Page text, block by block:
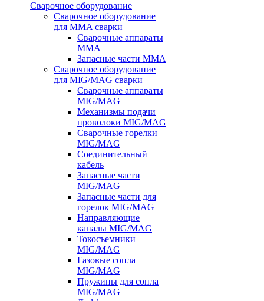
Сварочное оборудование
Сварочное оборудование
для MMA сварки
Сварочные аппараты
MMA
Запасные части MMA
Сварочное оборудование
для MIG/MAG сварки
Сварочные аппараты
MIG/MAG
Механизмы подачи
проволоки MIG/MAG
Сварочные горелки
MIG/MAG
Соединительный
кабель
Запасные части
MIG/MAG
Запасные части для
горелок MIG/MAG
Направляющие
каналы MIG/MAG
Токосъемники
MIG/MAG
Газовые сопла
MIG/MAG
Пружины для сопла
MIG/MAG